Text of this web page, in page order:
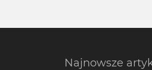
Najnowsze